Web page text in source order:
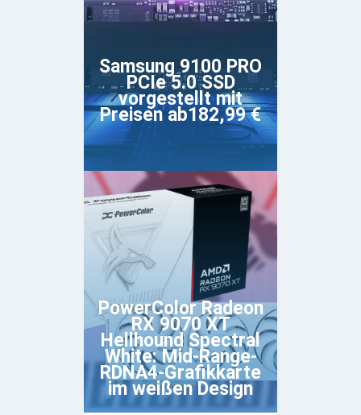
Samsung 9100 PRO
PCIe 5.0 SSD
vorgestellt mit
Preisen ab182,99 €
PowerColor Radeon
RX 9070 XT
Hellhound Spectral
White: Mid-Range-
RDNA4-Grafikkarte
im weißen Design